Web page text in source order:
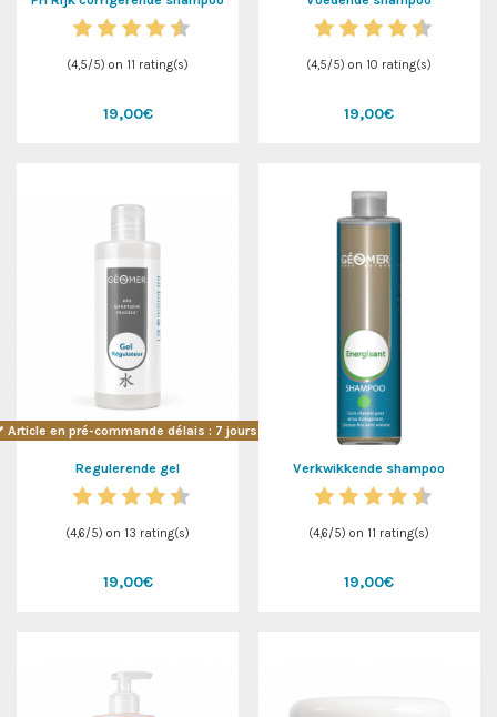
(4,5/5) on 11 rating(s)
19,00€
(4,5/5) on 10 rating(s)
19,00€
Article en pré-commande délais : 7 jours !
Regulerende gel
(4,6/5) on 13 rating(s)
19,00€
Verkwikkende shampoo
(4,6/5) on 11 rating(s)
19,00€